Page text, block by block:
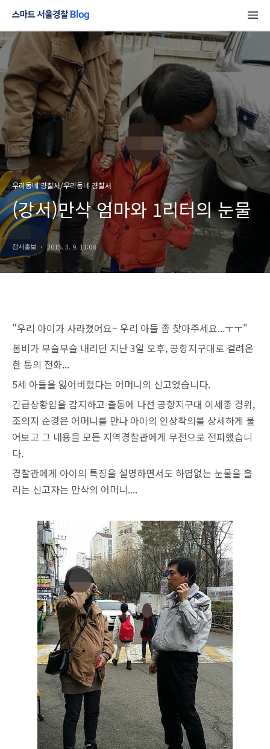
우리동네 경찰서/우리동네 경찰서
(강서)만삭 엄마와 1리터의 눈물
강서홍보 2015. 3. 9. 11:08
"우리 아이가 사라졌어요~ 우리 아들 좀 찾아주세요...ㅜㅜ"
봄비가 부슬부슬 내리던 지난 3일 오후, 공항지구대로 걸려온
한 통의 전화...
5세 아들을 잃어버렸다는 어머니의 신고였습니다.
긴급상황임을 감지하고 출동에 나선 공항지구대 이세종 경위,
조의지 순경은 어머니를 만나 아이의 인상착의를 상세하게 물
어보고 그 내용을 모든 지역경찰관에게 무전으로 전파했습니
다.
경찰관에게 아이의 특징을 설명하면서도 하염없는 눈물을 흘
리는 신고자는 만삭의 어머니....